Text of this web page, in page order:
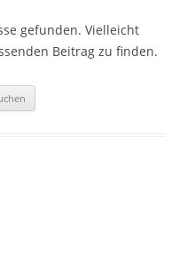
gefunden. Vielleicht
Beitrag zu finden.